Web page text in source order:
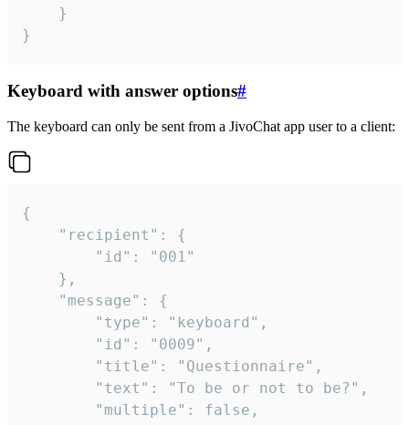
}
Keyboard with answer options#
The keyboard can only be sent from a JivoChat app user to a client:
{